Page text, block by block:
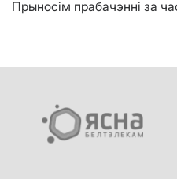
Прыносім прабачэнні за